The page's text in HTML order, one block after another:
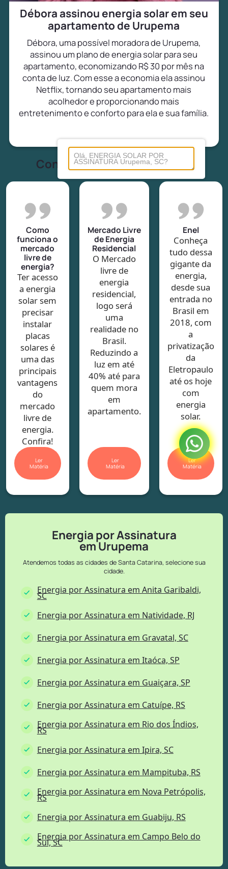
Débora assinou energia solar em seu
apartamento de Urupema
Débora, uma possível moradora de Urupema,
assinou um plano de energia solar para seu
apartamento, economizando R$ 30 por mês na
conta de luz. Com esse a economia ela assinou
Netflix, tornando seu apartamento mais
acolhedor e proporcionando mais
entretenimento e conforto para ela e sua família.
Conheça tudo sobre energia
Como
funciona o
mercado
livre de
energia?
Ter acesso
a energia
solar sem
precisar
instalar
placas
solares é
uma das
principais
vantagens
do
mercado
livre de
energia.
Confira!
Ler
Matéria
Mercado Livre
de Energia
Residencial
O Mercado
livre de
energia
residencial,
logo será
uma
realidade no
Brasil.
Reduzindo a
luz em até
40% até para
quem mora
em
apartamento.
Ler
Matéria
Enel
Conheça
tudo dessa
gigante da
energia,
desde sua
entrada no
Brasil em
2018, com
a
privatização
da
Eletropaulo
até os hoje
com
energia
solar.
Ler
Matéria
Energia por Assinatura
em Urupema
Atendemos todas as cidades de Santa Catarina, selecione sua
cidade.
Energia por Assinatura em Anita Garibaldi,
SC
Energia por Assinatura em Natividade, RJ
Energia por Assinatura em Gravatal, SC
Energia por Assinatura em Itaóca, SP
Energia por Assinatura em Guaiçara, SP
Energia por Assinatura em Catuípe, RS
Energia por Assinatura em Rio dos Índios,
RS
Energia por Assinatura em Ipira, SC
Energia por Assinatura em Mampituba, RS
Energia por Assinatura em Nova Petrópolis,
RS
Energia por Assinatura em Guabiju, RS
Energia por Assinatura em Campo Belo do
Sul, SC